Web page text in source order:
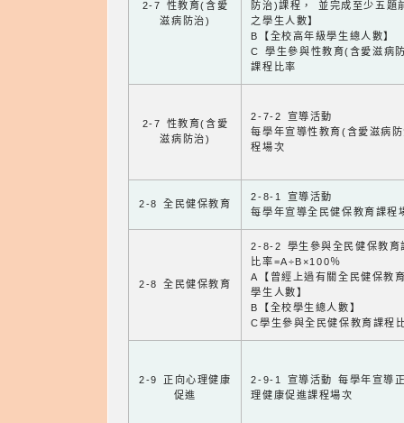
2-7 性教育(含愛
滋病防治)
防治)課程， 並完成至少五題
之學生人數】
B【全校高年級學生總人數】
C 學生參與性教育(含愛滋病
課程比率
2-7 性教育(含愛
滋病防治)
2-7-2 宣導活動
每學年宣導性教育(含愛滋病
程場次
2-8 全民健保教育
2-8-1 宣導活動
每學年宣導全民健保教育課程
2-8 全民健保教育
2-8-2 學生參與全民健保教育
比率=A÷B×100％
A【曾經上過有關全民健保教
學生人數】
B【全校學生總人數】
C學生參與全民健保教育課程
2-9 正向心理健康
促進
2-9-1 宣導活動 每學年宣導
理健康促進課程場次